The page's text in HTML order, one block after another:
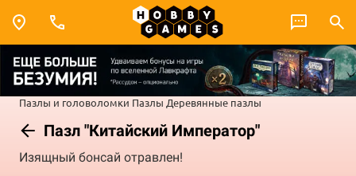
Пазлы и головоломки Пазлы Деревянные пазлы
Пазл "Китайский Император"
Изящный бонсай отравлен!